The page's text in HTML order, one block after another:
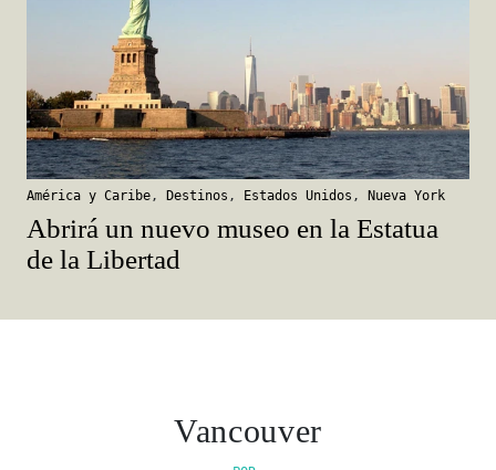
América y Caribe, Destinos , Estados Unidos , Nueva York
Abrirá un nuevo museo en la Estatua
de la Libertad
Vancouver